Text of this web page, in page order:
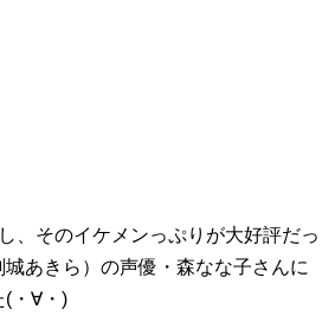
、そのイケメンっぷりが大好評だっ
あきら）の声優・森なな子さんに
(・∀・)